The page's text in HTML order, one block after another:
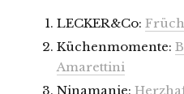
LECKER&Co:
Küchenmomente:
Amarettini
Ninamanie: